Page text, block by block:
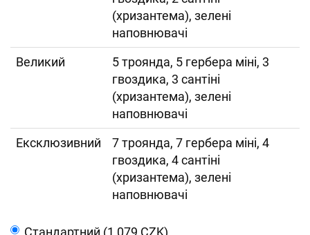
(хризантема), зелені
наповнювачі
Великий
5 троянда, 5 гербера міні, 3
гвоздика, 3 сантіні
(хризантема), зелені
наповнювачі
Ексклюзивний
7 троянда, 7 гербера міні, 4
гвоздика, 4 сантіні
(хризантема), зелені
наповнювачі
Cтандартний (1 079 CZK)